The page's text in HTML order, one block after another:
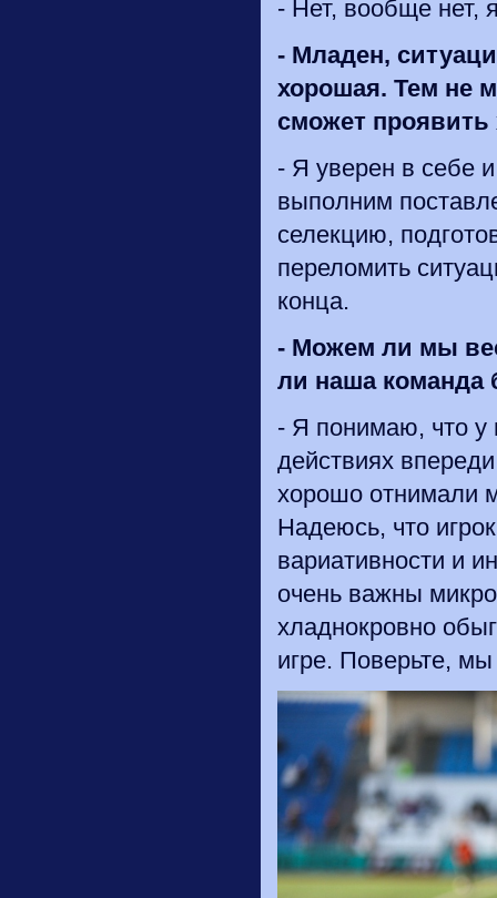
- Нет, вообще нет,
- Младен,
хорошая. Тем не
сможет
- Я уверен в себе
выполним
селекцию,
переломить
конца.
- Можем ли мы
ли наша команда
- Я понимаю, что
действиях
хорошо отнимали
Надеюсь, что
вариативности и
очень важны
хладнокровно
игре. Поверьте,